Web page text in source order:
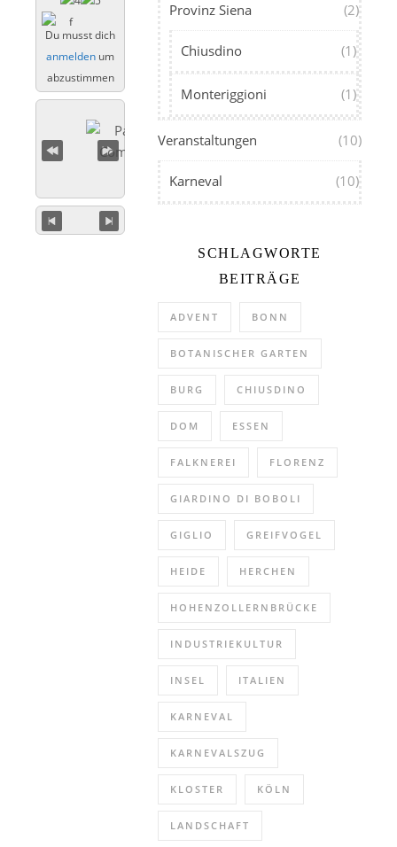
Du musst dich
anmelden um
abzustimmen
Provinz Siena (2)
Chiusdino (1)
Monteriggioni (1)
Veranstaltungen (10)
Karneval (10)
SCHLAGWORTE
BEITRÄGE
ADVENT BONN
BOTANISCHER GARTEN
BURG CHIUSDINO
DOM ESSEN
FALKNEREI FLORENZ
GIARDINO DI BOBOLI
GIGLIO GREIFVOGEL
HEIDE HERCHEN
HOHENZOLLERNBRÜCKE
INDUSTRIEKULTUR
INSEL ITALIEN
KARNEVAL
KARNEVALSZUG
KLOSTER KÖLN
LANDSCHAFT